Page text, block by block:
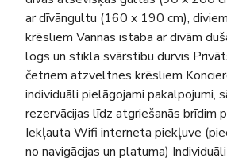
ar dīvāngultu (160 x 190 cm),
krēsliem Vannas istaba ar divām
logs un stikla svārstību durvis
četriem atzveltnes krēsliem
individuāli pielāgojami pakalpojumi,
rezervācijas līdz atgriešanās brīdim
Iekļauta Wifi interneta piekļuve
no navigācijas un platuma)